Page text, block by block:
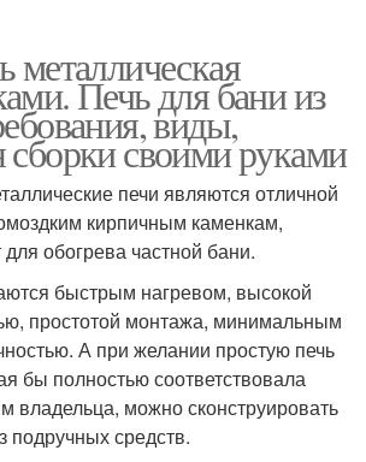
металлическая
Печь для бани из
виды,
сборки своими руками
печи являются отличной
кирпичным каменкам,
обогрева частной бани.
быстрым нагревом, высокой
простотой монтажа, минимальным
А при желании простую печь
бы полностью соответствовала
владельца, можно сконструировать
подручных средств.